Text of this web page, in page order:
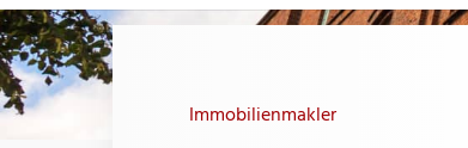
Immobilienmakler